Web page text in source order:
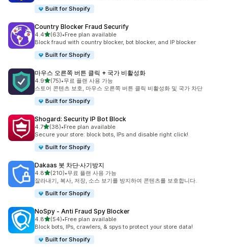
Built for Shopify
Country Blocker Fraud Securify
4.4별 5개 중
(63)
총 리뷰 63개
•Free plan available
Block fraud with country blocker, bot blocker, and IP blocker
Built for Shopify
마우스 오른쪽 버튼 클릭 + 국가 비활성화
4.9별 5개 중
(75)
총 리뷰 75개
•무료 플랜 사용 가능
스토어 콘텐츠 보호, 마우스 오른쪽 버튼 클릭 비활성화 및 국가 차단
Built for Shopify
Shogard: Security IP Bot Block
4.7별 5개 중
(38)
총 리뷰 38개
•Free plan available
Secure your store: block bots, IPs and disable right click!
Built for Shopify
Dakaas 봇 차단·사기방지
4.8별 5개 중
(210)
총 리뷰 210개
•무료 플랜 사용 가능
잘라내기, 복사, 저장, 소스 보기를 방지하여 콘텐츠를 보호합니다.
Built for Shopify
NoSpy ‑ Anti Fraud Spy Blocker
4.8별 5개 중
(54)
총 리뷰 54개
•Free plan available
Block bots, IPs, crawlers, & spys to protect your store data!
Built for Shopify